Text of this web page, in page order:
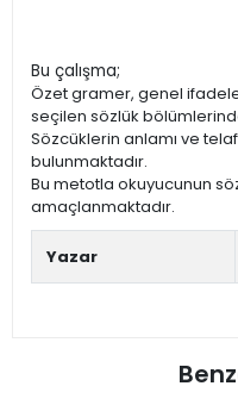
Bu çalışma;
Özet gramer, genel
seçilen sözlük
Sözcüklerin anlamı ve
bulunmaktadır.
Bu metotla okuyucunun
amaçlanmaktadır.
Yazar